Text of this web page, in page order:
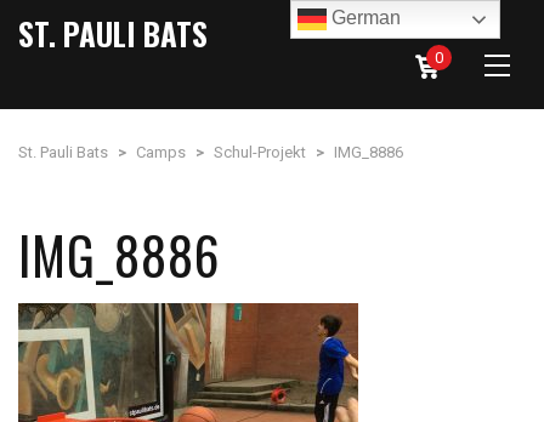
ST. PAULI BATS
0
St. Pauli Bats > Camps > Schul-Projekt > IMG_8886
IMG_8886
German